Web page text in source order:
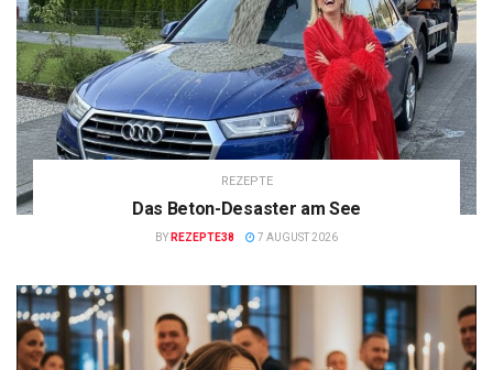
REZEPTE
Das Beton-Desaster am See
BY REZEPTE38 7 AUGUST 2026